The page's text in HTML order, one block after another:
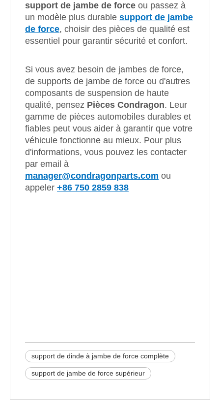
support de jambe de force ou passez à
un modèle plus durable support de jambe
de force, choisir des pièces de qualité est
essentiel pour garantir sécurité et confort.
Si vous avez besoin de jambes de force,
de supports de jambe de force ou d'autres
composants de suspension de haute
qualité, pensez Pièces Condragon. Leur
gamme de pièces automobiles durables et
fiables peut vous aider à garantir que votre
véhicule fonctionne au mieux. Pour plus
d'informations, vous pouvez les contacter
par email à
manager@condragonparts.com ou
appeler +86 750 2859 838
support de dinde à jambe de force complète​
support de jambe de force supérieur